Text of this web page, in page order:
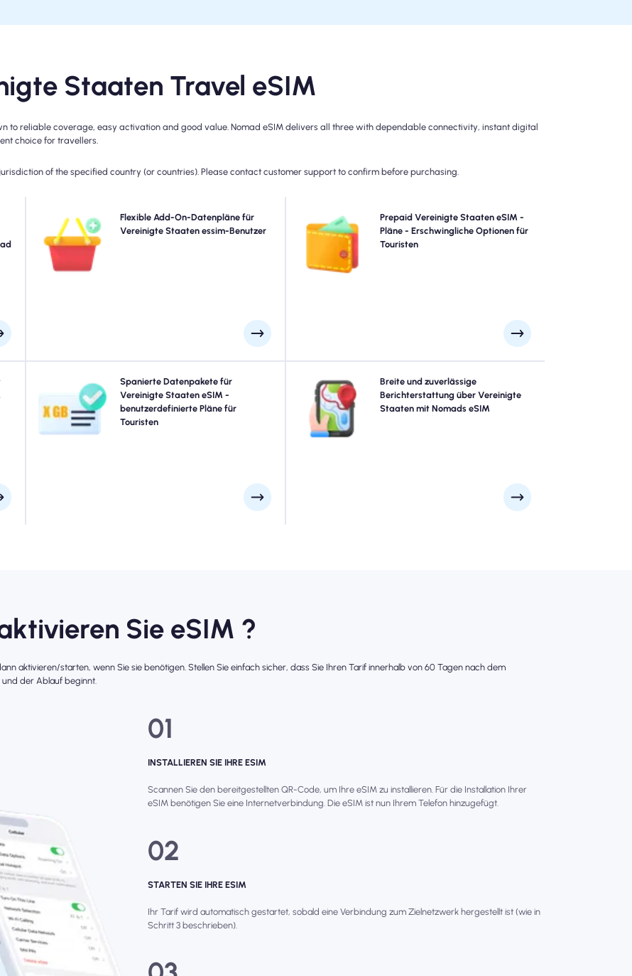
Staaten Travel eSIM
to reliable coverage, easy activation and good value. Nomad eSIM delivers all three with dependable connectivity, instant digital
choice for travellers.
of the specified country (or countries). Please contact customer support to confirm before purchasing.
Flexible Add-On-Datenpläne für
Vereinigte Staaten essim-Benutzer
Benötigen Sie mehr Daten oder erweitern Sie Ihren Plan?
Kaufen Sie einfach ein Add-On zu Ihrem Vereinigte
Staaten eSIM, um weiterhin eine nahtlose 5G/4G-
Konnektivität zu genießen. Wenn Ihr Anfangsplan abläuft,
aktiviert Ihr Add-On automatisch, dass Sie ohne
Prepaid Vereinigte Staaten eSIM -
Pläne - Erschwingliche Optionen für
Touristen
Wählen Sie unsere Prepaid Vereinigte Staaten eSIM-
Pläne für problemlose 4G/5G-Konnektivität über.
Bezahlen Sie im Voraus, um Überraschungen nach dem
Reisen zu vermeiden und die vollständige Kontrolle über
Ihre Datennutzung und Ihre Kosten beizubehalten.
Spanierte Datenpakete für
Vereinigte Staaten eSIM -
benutzerdefinierte Pläne für
Touristen
Reisen zu New York Stadt, San Francisco, Los Angeles
oder irgendwo in Vereinigte Staaten? Wählen Sie aus
unseren Vereinigte Staaten eSIM -Datenpaketen, die für
jeden Bedarf entworfen wurden, mit nahtloser 4G/5G -
Konnektivität. Einige unserer eSIMS erfordern eine
Breite und zuverlässige
Berichterstattung über Vereinigte
Staaten mit Nomads eSIM
Erforschen Sie Vereinigte Staaten mit Vertrauen mit
Nomads Vereinigte Staaten essim und bieten Sie eine
zuverlässige 4G/5G -Abdeckung von Großstädten wie
New York Stadt, San Francisco, Los Angeles an Remote
Scenic Spots an. Bleib in Verbindung, egal wohin dein
Sie eSIM ?
aktivieren/starten, wenn Sie sie benötigen. Stellen Sie einfach sicher, dass Sie Ihren Tarif innerhalb von 60 Tagen nach dem
der Ablauf beginnt.
01
INSTALLIEREN SIE IHRE ESIM
Scannen Sie den bereitgestellten QR-Code, um Ihre eSIM zu installieren. Für die Installation Ihrer
eSIM benötigen Sie eine Internetverbindung. Die eSIM ist nun Ihrem Telefon hinzugefügt.
02
STARTEN SIE IHRE ESIM
Ihr Tarif wird automatisch gestartet, sobald eine Verbindung zum Zielnetzwerk hergestellt ist (wie in
Schritt 3 beschrieben).